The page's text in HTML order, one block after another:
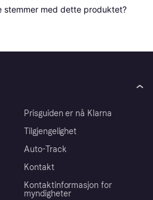
stemmer med dette produktet?
Prisguiden er nå Klarna
Tilgjengelighet
Auto-Track
Kontakt
Kontaktinformasjon for
myndigheter